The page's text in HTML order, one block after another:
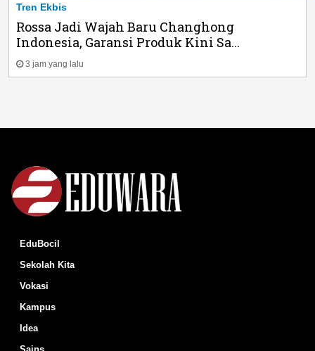
Tren Ekbis
Rossa Jadi Wajah Baru Changhong
Indonesia, Garansi Produk Kini Sa...
3 jam yang lalu
EduBocil
Sekolah Kita
Vokasi
Kampus
Idea